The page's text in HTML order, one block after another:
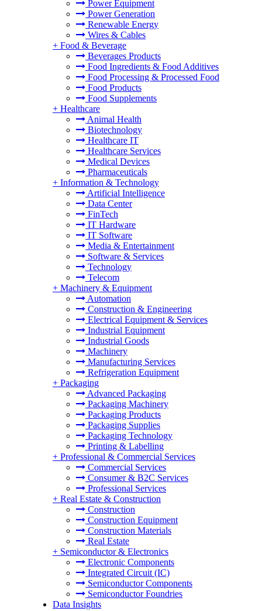
Power Equipment
Power Generation
Renewable Energy
Wires & Cables
+ Food & Beverage
Beverages Products
Food Ingredients & Food Additives
Food Processing & Processed Food
Food Products
Food Supplements
+ Healthcare
Animal Health
Biotechnology
Healthcare IT
Healthcare Services
Medical Devices
Pharmaceuticals
+ Information & Technology
Artificial Intelligence
Data Center
FinTech
IT Hardware
IT Software
Media & Entertainment
Software & Services
Technology
Telecom
+ Machinery & Equipment
Automation
Construction & Engineering
Electrical Equipment & Services
Industrial Equipment
Industrial Goods
Machinery
Manufacturing Services
Refrigeration Equipment
+ Packaging
Advanced Packaging
Packaging Machinery
Packaging Products
Packaging Supplies
Packaging Technology
Printing & Labelling
+ Professional & Commercial Services
Commercial Services
Consumer & B2C Services
Professional Services
+ Real Estate & Construction
Construction
Construction Equipment
Construction Materials
Real Estate
+ Semiconductor & Electronics
Electronic Components
Integrated Circuit (IC)
Semiconductor Components
Semiconductor Foundries
Data Insights